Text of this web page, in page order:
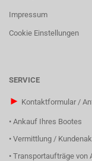
Impressum
Cookie Einstellungen
SERVICE
► Kontaktformular /
• Ankauf Ihres Bootes
• Vermittlung /
• Transportaufträge von